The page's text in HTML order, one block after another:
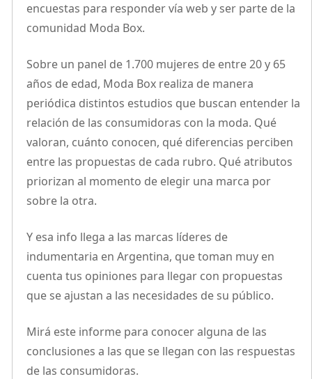
encuestas para responder vía web y ser parte de la
comunidad Moda Box.
Sobre un panel de 1.700 mujeres de entre 20 y 65
años de edad, Moda Box realiza de manera
periódica distintos estudios que buscan entender la
relación de las consumidoras con la moda. Qué
valoran, cuánto conocen, qué diferencias perciben
entre las propuestas de cada rubro. Qué atributos
priorizan al momento de elegir una marca por
sobre la otra.
Y esa info llega a las marcas líderes de
indumentaria en Argentina, que toman muy en
cuenta tus opiniones para llegar con propuestas
que se ajustan a las necesidades de su público.
Mirá este informe para conocer alguna de las
conclusiones a las que se llegan con las respuestas
de las consumidoras.